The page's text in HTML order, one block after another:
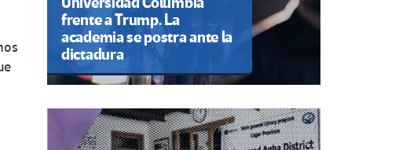
frente a Trump. La
academia se postra ante la
dictadura